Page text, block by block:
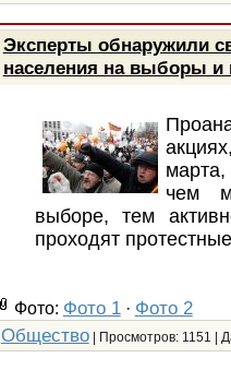
Эксперты обнаружили
населения на выборы и
чем
выборе, тем
проходят
Фото: Фото 1· Фото 2
Общество| Просмотров: 1151 |